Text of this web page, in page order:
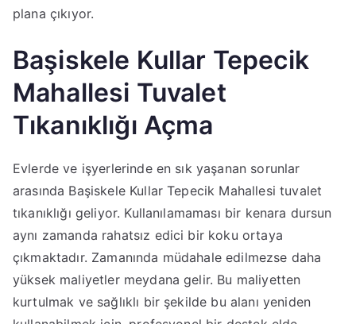
plana çıkıyor.
Başiskele Kullar Tepecik
Mahallesi Tuvalet
Tıkanıklığı Açma
Evlerde ve işyerlerinde en sık yaşanan sorunlar
arasında Başiskele Kullar Tepecik Mahallesi tuvalet
tıkanıklığı geliyor. Kullanılamaması bir kenara dursun
aynı zamanda rahatsız edici bir koku ortaya
çıkmaktadır. Zamanında müdahale edilmezse daha
yüksek maliyetler meydana gelir. Bu maliyetten
kurtulmak ve sağlıklı bir şekilde bu alanı yeniden